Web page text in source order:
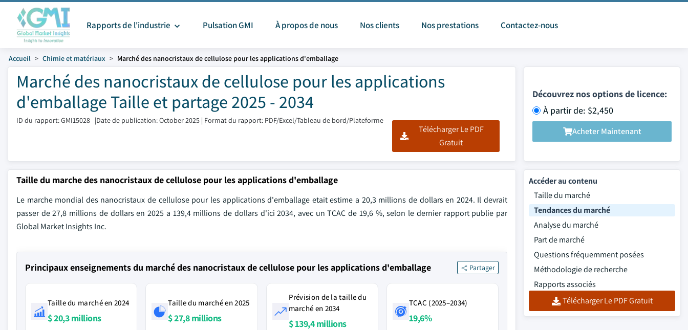
Rapports de l'industrie Pulsation GMI À propos de nous Nos clients Nos prestations Contactez-nous
Accueil Chimie et matériaux Marché des nanocristaux de cellulose pour les applications d'emballage
Marché des nanocristaux de cellulose pour les applications
d'emballage Taille et partage 2025 - 2034
ID du rapport: GMI15028 |Date de publication: October 2025 | Format du rapport: PDF/Excel/Tableau de bord/Plateforme
Télécharger Le PDF
Gratuit
Découvrez nos options de licence:
À partir de: $2,450
Acheter Maintenant
Taille du marche des nanocristaux de cellulose pour les applications d'emballage
Le marche mondial des nanocristaux de cellulose pour les applications d'emballage etait estime a 20,3 millions de dollars en 2024. Il devrait
passer de 27,8 millions de dollars en 2025 a 139,4 millions de dollars d'ici 2034, avec un TCAC de 19,6 %, selon le dernier rapport publie par
Global Market Insights Inc.
Principaux enseignements du marché des nanocristaux de cellulose pour les applications d'emballage Partager
Taille du marché en 2024
$ 20,3 millions
Taille du marché en 2025
$ 27,8 millions
Prévision de la taille du
marché en 2034
$ 139,4 millions
TCAC (2025–2034)
19,6%
Accéder au contenu
Taille du marché
Tendances du marché
Analyse du marché
Part de marché
Questions fréquemment posées
Méthodologie de recherche
Rapports associés
Télécharger Le PDF Gratuit